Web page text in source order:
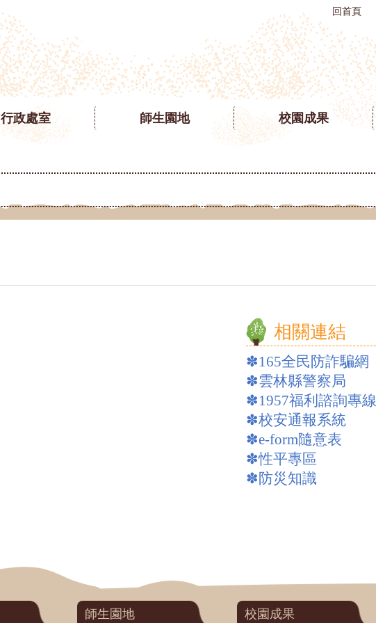
回首頁
行政處室 師生園地 校園成果
相關連結
✽165全民防詐騙網
✽雲林縣警察局
✽1957福利諮詢專線
✽校安通報系統
✽e-form隨意表
✽性平專區
✽防災知識
師生園地 校園成果